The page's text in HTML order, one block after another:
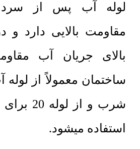
لوله آب پس از سرد
مقاومت بالایی دارد و
بالای جریان آب
شرب و از
استفاده میشود.